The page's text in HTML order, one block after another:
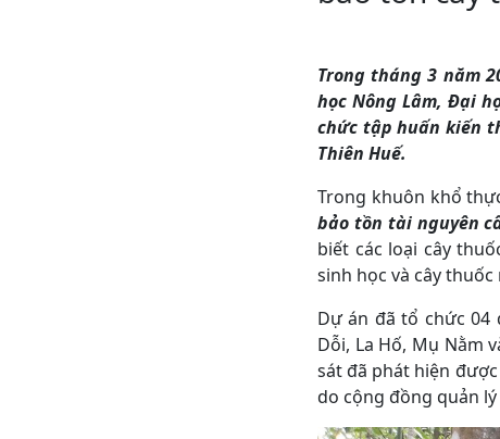
Trong tháng 3 năm
học Nông Lâm, Đại
chức tập huấn kiến
Thiên Huế.
Trong khuôn khổ
bảo tồn tài nguyên
biết các loại cây
sinh học và cây
Dự án đã tổ chức
Dỗi, La Hố, Mụ Nằm
sát đã phát hiện
do cộng đồng quản